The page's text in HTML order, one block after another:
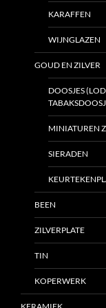
KARAFFEN
WIJNGLAZEN
GOUD EN ZILVER
DOOSJES
MINIATUREN
SIERADEN
BEEN
ZILVERPLATE
TIN
KOPERWERK